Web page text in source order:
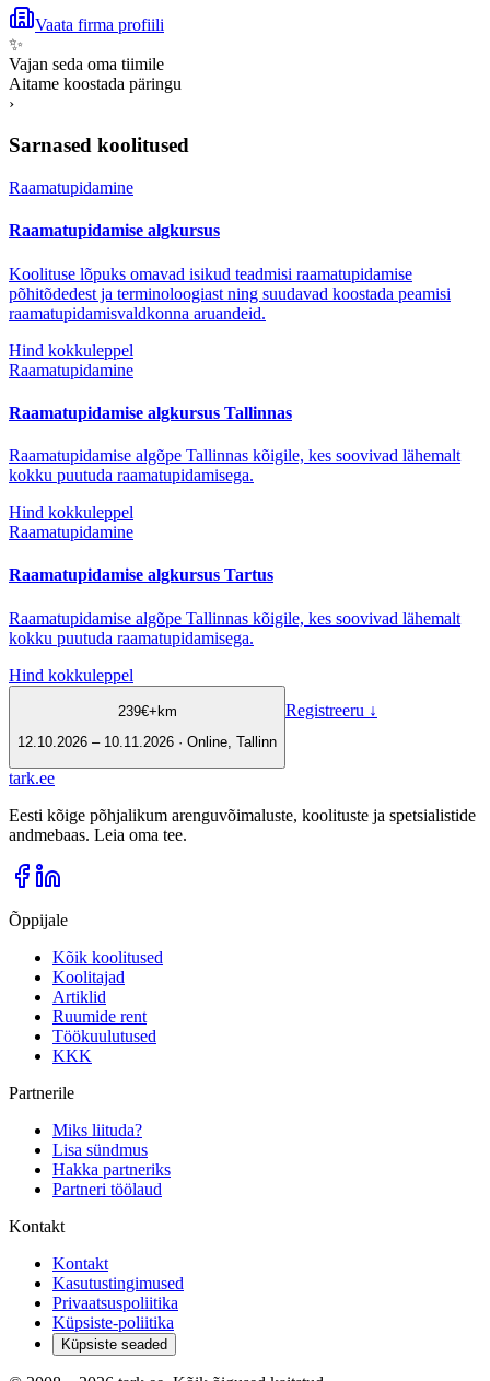
Vaata firma profiili
✨
Vajan seda oma tiimile
Aitame koostada päringu
›
Sarnased koolitused
Raamatupidamine
Raamatupidamise algkursus
Koolituse lõpuks omavad isikud teadmisi raamatupidamise
põhitõdedest ja terminoloogiast ning suudavad koostada peamisi
raamatupidamisvaldkonna aruandeid.
Hind kokkuleppel
Raamatupidamine
Raamatupidamise algkursus Tallinnas
Raamatupidamise algõpe Tallinnas kõigile, kes soovivad lähemalt
kokku puutuda raamatupidamisega.
Hind kokkuleppel
Raamatupidamine
Raamatupidamise algkursus Tartus
Raamatupidamise algõpe Tallinnas kõigile, kes soovivad lähemalt
kokku puutuda raamatupidamisega.
Hind kokkuleppel
239€+km
12.10.2026 – 10.11.2026 · Online, Tallinn
Registreeru ↓
tark.ee
Eesti kõige põhjalikum arenguvõimaluste, koolituste ja spetsialistide
andmebaas. Leia oma tee.
Õppijale
Kõik koolitused
Koolitajad
Artiklid
Ruumide rent
Töökuulutused
KKK
Partnerile
Miks liituda?
Lisa sündmus
Hakka partneriks
Partneri töölaud
Kontakt
Kontakt
Kasutustingimused
Privaatsuspoliitika
Küpsiste-poliitika
Küpsiste seaded